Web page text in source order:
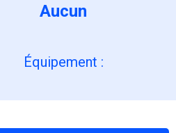
Aucun
Équipement :